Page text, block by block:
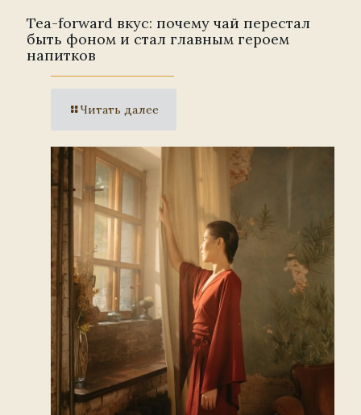
Tea-forward вкус: почему чай перестал
быть фоном и стал главным героем
напитков
Читать далее